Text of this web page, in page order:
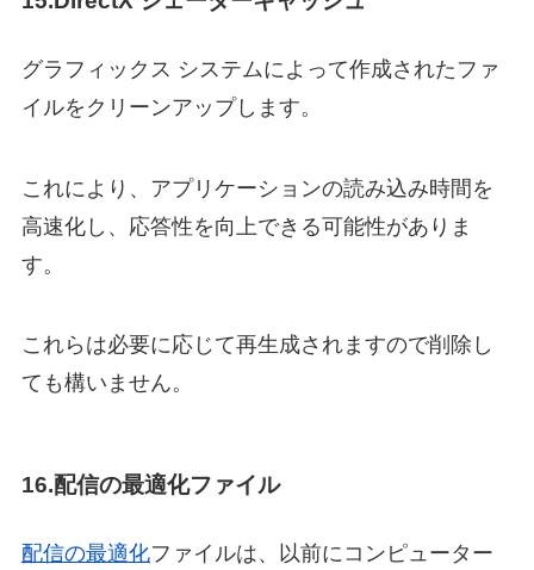
グラフィックス システムによって作成されたファ
イルをクリーンアップします。
これにより、アプリケーションの読み込み時間を
高速化し、応答性を向上できる可能性がありま
す。
これらは必要に応じて再生成されますので削除し
ても構いません。
16.配信の最適化ファイル
配信の最適化ファイルは、以前にコンピューター